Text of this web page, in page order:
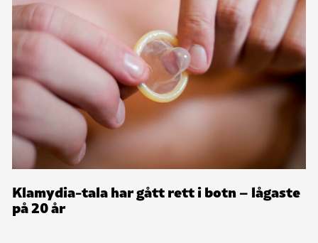
Klamydia-tala har gått rett i botn – lågaste
på 20 år